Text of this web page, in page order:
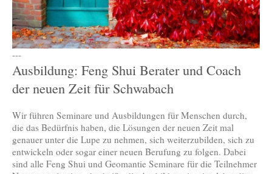
---
Ausbildung: Feng Shui Berater und Coach
der neuen Zeit für Schwabach
Wir führen Seminare und Ausbildungen für Menschen durch,
die das Bedürfnis haben, die Lösungen der neuen Zeit mal
genauer unter die Lupe zu nehmen, sich weiterzubilden, sich zu
entwickeln oder sogar einer neuen Berufung zu folgen. Dabei
sind alle Feng Shui und Geomantie Seminare für die Teilnehmer